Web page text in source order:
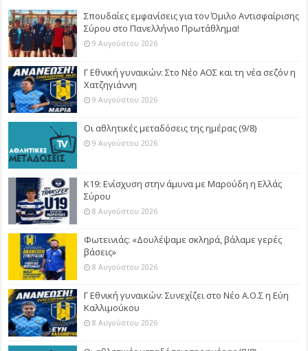
Σπουδαίες εμφανίσεις για τον Όμιλο Αντισφαίρισης
Σύρου στο Πανελλήνιο Πρωτάθλημα!
9 Αυγούστου 2026
Γ Εθνική γυναικών: Στο Νέο ΑΟΣ και τη νέα σεζόν η
Χατζηγιάννη
9 Αυγούστου 2026
Οι αθλητικές μεταδόσεις της ημέρας (9/8)
9 Αυγούστου 2026
Κ19: Ενίσχυση στην άμυνα με Μαρούδη η Ελλάς
Σύρου
8 Αυγούστου 2026
Φωτεινιάς: «Δουλέψαμε σκληρά, βάλαμε γερές
βάσεις»
8 Αυγούστου 2026
Γ Εθνική γυναικών: Συνεχίζει στο Νέο Α.Ο.Σ η Εύη
Καλλιμούκου
8 Αυγούστου 2026